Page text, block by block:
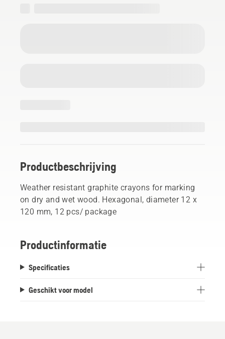
Productbeschrijving
Weather resistant graphite crayons for marking
on dry and wet wood. Hexagonal, diameter 12 x
120 mm, 12 pcs/ package
Productinformatie
Specificaties
Geschikt voor model